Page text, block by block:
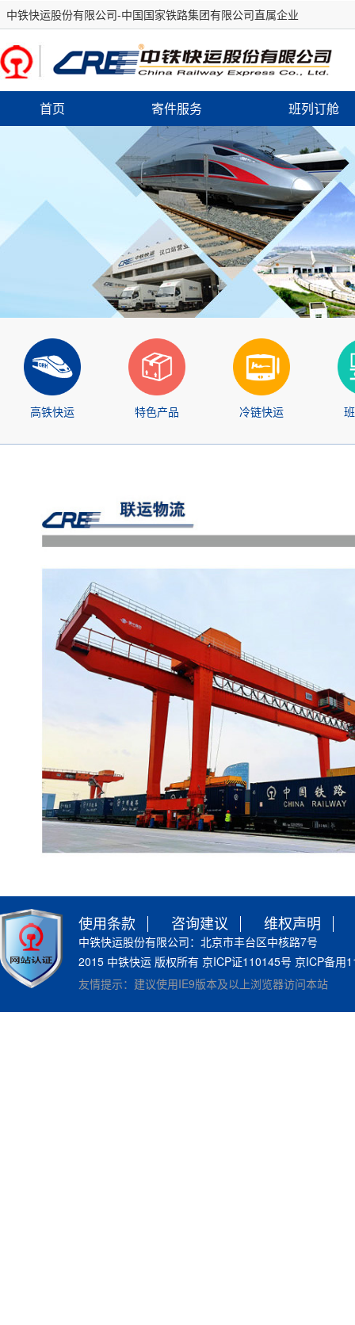
中铁快运股份有限公司-中国国家铁路集团有限公司直属企业
首页 寄件服务 班列订舱
高铁快运 特色产品 冷链快运
使用条款 咨询建议 维权声明
中铁快运股份有限公司：北京市丰台区中核路7号
2015 中铁快运 版权所有 京ICP证110145号 京ICP备用
友情提示：建议使用IE9版本及以上浏览器访问本站